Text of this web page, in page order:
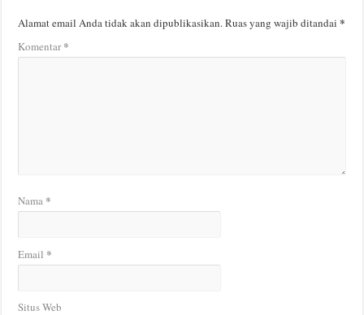
Alamat email Anda tidak akan dipublikasikan.Ruas yang wajib ditandai*
Komentar*
Nama *
Email *
Situs Web